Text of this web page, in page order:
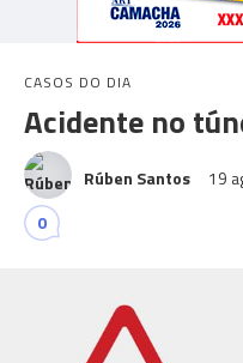
CASOS DO DIA
Acidente no
Rúben Santos 19
0